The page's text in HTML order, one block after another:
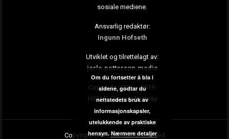
sosiale mediene.
Ansvarlig redaktør:
Ingunn Hofseth
Utviklet og tilrettelagt av:
jarle.petterson.media
Copyright 2009 – 2019:
HSMAI Chapter Norway
Copyright 2019. All rights reserved
Om du fortsetter å bla i
sidene, godtar du
nettstedets bruk av
informasjonskapsler,
utelukkende av praktiske
hensyn. Nærmere detaljer